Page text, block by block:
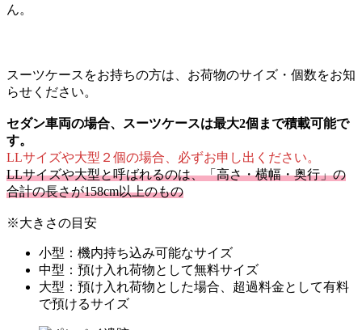
ん。
スーツケースをお持ちの方は、お荷物のサイズ・個数をお知
らせください。
セダン車両の場合、スーツケースは最大2個まで積載可能で
す。
LLサイズや大型２個の場合、必ずお申し出ください。
LLサイズや大型と呼ばれるのは、「高さ・横幅・奥行」の
合計の長さが158cm以上のもの
※大きさの目安
小型：機内持ち込み可能なサイズ
中型：預け入れ荷物として無料サイズ
大型：預け入れ荷物とした場合、超過料金として有料
で預けるサイズ